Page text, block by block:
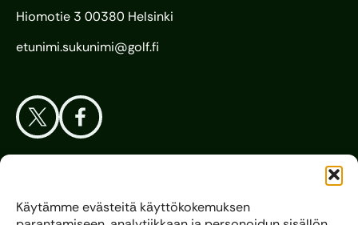
Käytämme evästeitä käyttökokemuksen
Hiomotie 3 00380 Helsinki
etunimi.sukunimi@golf.fi